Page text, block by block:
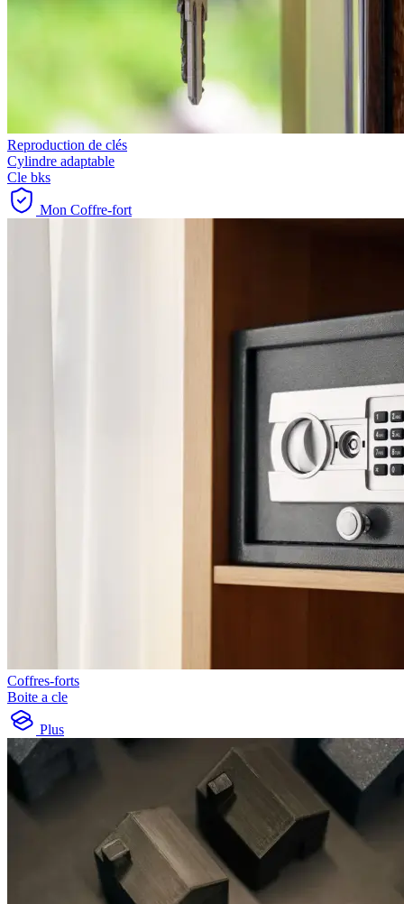
Reproduction de clés
Cylindre adaptable
Cle bks
Mon Coffre-fort
Coffres-forts
Boite a cle
Plus